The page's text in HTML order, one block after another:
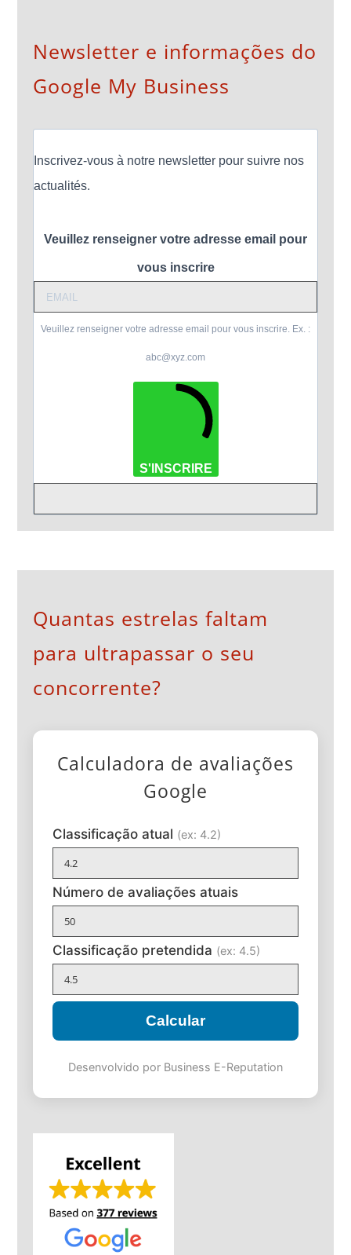
Newsletter e informações do
Google My Business
Inscrivez-vous à notre newsletter pour suivre nos
actualités.
Veuillez renseigner votre adresse email pour
vous inscrire
Veuillez renseigner votre adresse email pour vous inscrire. Ex. :
abc@xyz.com
S'INSCRIRE
Quantas estrelas faltam
para ultrapassar o seu
concorrente?
Calculadora de avaliações
Google
Classificação atual (ex: 4.2)
Número de avaliações atuais
Classificação pretendida (ex: 4.5)
Calcular
Desenvolvido por Business E-Reputation